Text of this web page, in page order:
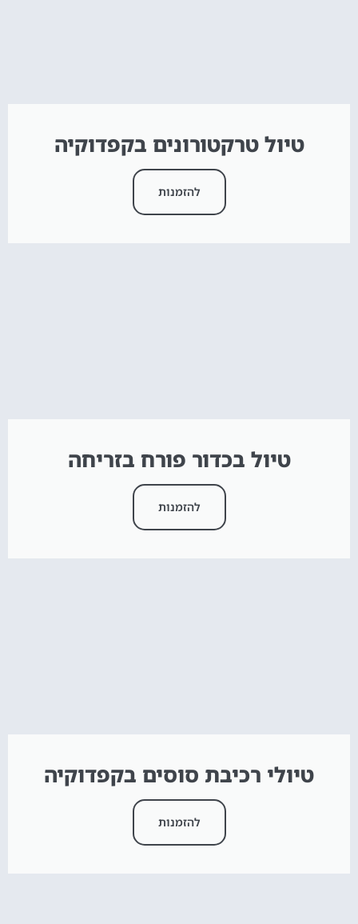
טיול טרקטורונים בקפדוקיה
להזמנות
טיול בכדור פורח בזריחה
להזמנות
טיולי רכיבת סוסים בקפדוקיה
להזמנות